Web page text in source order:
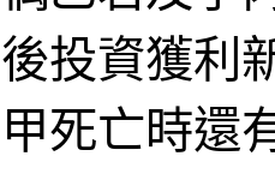
後投資獲利
甲死亡時還